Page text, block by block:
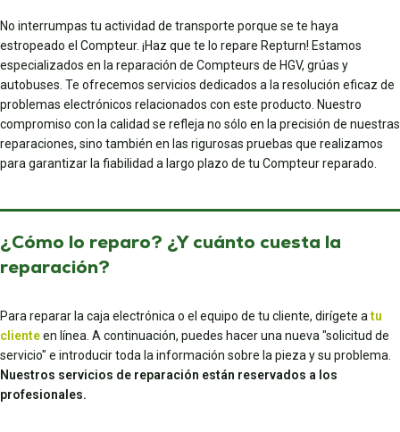
No interrumpas tu actividad de transporte porque se te haya
estropeado el Compteur. ¡Haz que te lo repare Repturn! Estamos
especializados en la reparación de Compteurs de HGV, grúas y
autobuses. Te ofrecemos servicios dedicados a la resolución eficaz de
problemas electrónicos relacionados con este producto. Nuestro
compromiso con la calidad se refleja no sólo en la precisión de nuestras
reparaciones, sino también en las rigurosas pruebas que realizamos
para garantizar la fiabilidad a largo plazo de tu Compteur reparado.
¿Cómo lo reparo? ¿Y cuánto cuesta la
reparación?
Para reparar la caja electrónica o el equipo de tu cliente, dirígete atu
clienteen línea. A continuación, puedes hacer una nueva "solicitud de
servicio" e introducir toda la información sobre la pieza y su problema.
Nuestros servicios de reparación están reservados a los
profesionales.